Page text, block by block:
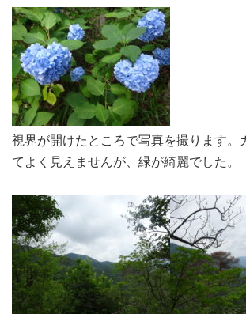
視界が開けたところで写真を撮ります。
てよく見えませんが、緑が綺麗でした。